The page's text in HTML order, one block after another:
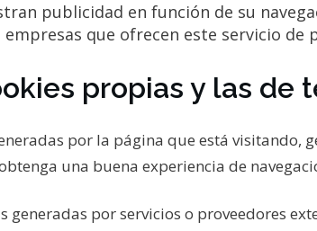
publicidad en función de su
empresas que ofrecen este servicio
propias y las de
por la página que está
una buena experiencia de
generadas por servicios o proveedores